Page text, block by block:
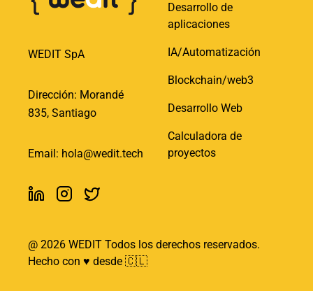
WEDIT SpA
Dirección: Morandé
835, Santiago
Email: hola@wedit.tech
Desarrollo de
aplicaciones
IA/Automatización
Blockchain/web3
Desarrollo Web
Calculadora de
proyectos
@ 2026 WEDIT Todos los derechos reservados.
Hecho con ♥️ desde 🇨🇱